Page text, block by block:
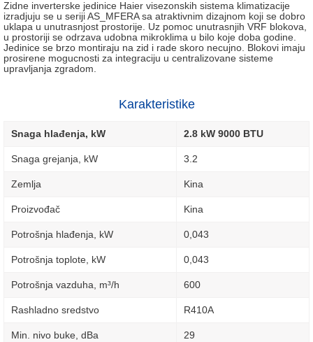
Zidne inverterske jedinice Haier visezonskih sistema klimatizacije
izradjuju se u seriji AS_MFERA sa atraktivnim dizajnom koji se dobro
uklapa u unutrasnjost prostorije. Uz pomoc unutrasnjih VRF blokova,
u prostoriji se odrzava udobna mikroklima u bilo koje doba godine.
Jedinice se brzo montiraju na zid i rade skoro necujno. Blokovi imaju
prosirene mogucnosti za integraciju u centralizovane sisteme
upravljanja zgradom.
Karakteristike
Snaga hlađenja, kW 2.8 kW 9000 BTU
Snaga grejanja, kW 3.2
Zemlja Kina
Proizvođač Kina
Potrošnja hlađenja, kW 0,043
Potrošnja toplote, kW 0,043
Potrošnja vazduha, m³/h 600
Rashladno sredstvo R410A
Min. nivo buke, dBa 29